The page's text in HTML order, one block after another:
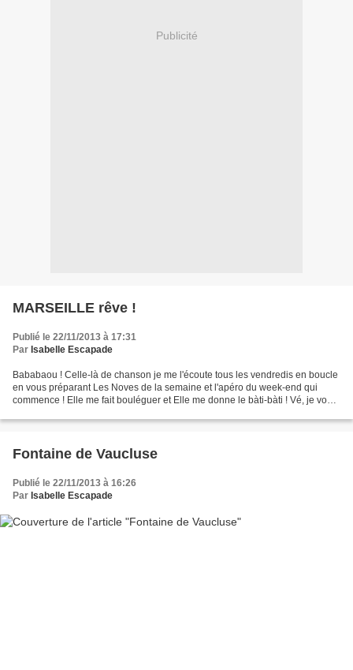
Publicité
MARSEILLE rêve !
Publié le 22/11/2013 à 17:31
Par Isabelle Escapade
Bababaou ! Celle-là de chanson je me l'écoute tous les vendredis en boucle
en vous préparant Les Noves de la semaine et l'apéro du week-end qui
commence ! Elle me fait bouléguer et Elle me donne le bàti-bàti ! Vé, je vous
Fontaine de Vaucluse
Publié le 22/11/2013 à 16:26
Par Isabelle Escapade